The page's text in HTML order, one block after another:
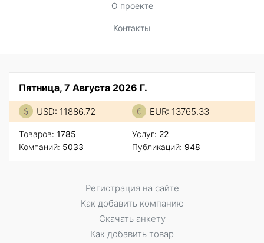
О проекте
Контакты
Пятница, 7 Августа 2026 Г.
USD: 11886.72 EUR: 13765.33
Товаров: 1785
Компаний: 5033
Услуг: 22
Публикаций: 948
Регистрация на сайте
Как добавить компанию
Скачать анкету
Как добавить товар